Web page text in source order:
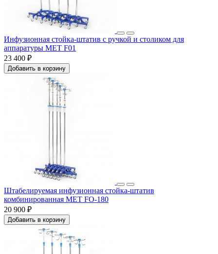
Инфузионная стойка-штатив с ручкой и столиком для
аппаратуры МЕТ F01
23 400 ₽
Добавить в корзину
Штабелируемая инфузионная стойка-штатив
комбинированная МЕТ FO-180
20 900 ₽
Добавить в корзину